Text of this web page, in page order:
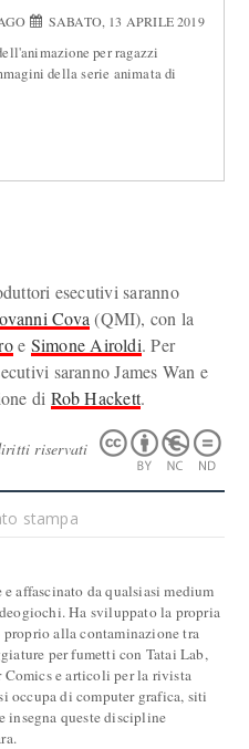
SABATO, 13 APRILE 2019
per ragazzi
della serie animata di
esecutivi saranno
Cova (QMI), con la
e Simone Airoldi. Per
saranno James Wan e
di Rob Hackett.
riservati
stampa
affascinato da qualsiasi medium
Ha sviluppato la propria
alla contaminazione tra
per fumetti con Tatai Lab,
e articoli per la rivista
occupa di computer grafica, siti
queste discipline